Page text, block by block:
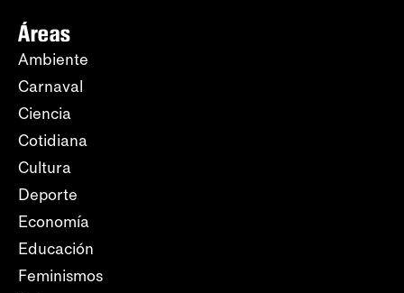
Áreas
Ambiente
Carnaval
Ciencia
Cotidiana
Cultura
Deporte
Economía
Educación
Feminismos